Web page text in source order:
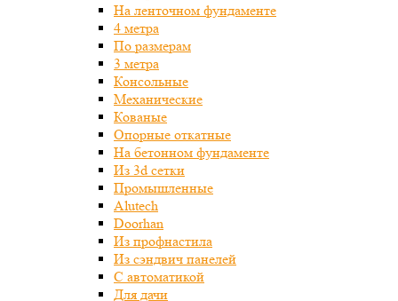
На ленточном фундаменте
4 метра
По размерам
3 метра
Консольные
Механические
Кованые
Опорные откатные
На бетонном фундаменте
Из 3d сетки
Промышленные
Alutech
Doorhan
Из профнастила
Из сэндвич панелей
С автоматикой
Для дачи